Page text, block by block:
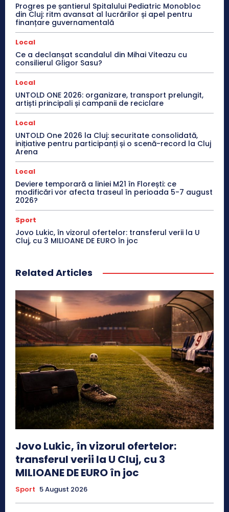
Progres pe șantierul Spitalului Pediatric Monobloc
din Cluj: ritm avansat al lucrărilor și apel pentru
finanțare guvernamentală
Local
Ce a declanșat scandalul din Mihai Viteazu cu
consilierul Gligor Sasu?
Local
UNTOLD ONE 2026: organizare, transport prelungit,
artiști principali și campanii de reciclare
Local
UNTOLD One 2026 la Cluj: securitate consolidată,
inițiative pentru participanți și o scenă-record la Cluj
Arena
Local
Deviere temporară a liniei M21 în Florești: ce
modificări vor afecta traseul în perioada 5-7 august
2026?
Sport
Jovo Lukic, în vizorul ofertelor: transferul verii la U
Cluj, cu 3 MILIOANE DE EURO în joc
Related Articles
Jovo Lukic, în vizorul ofertelor:
transferul verii la U Cluj, cu 3
MILIOANE DE EURO în joc
Sport 5 August 2026